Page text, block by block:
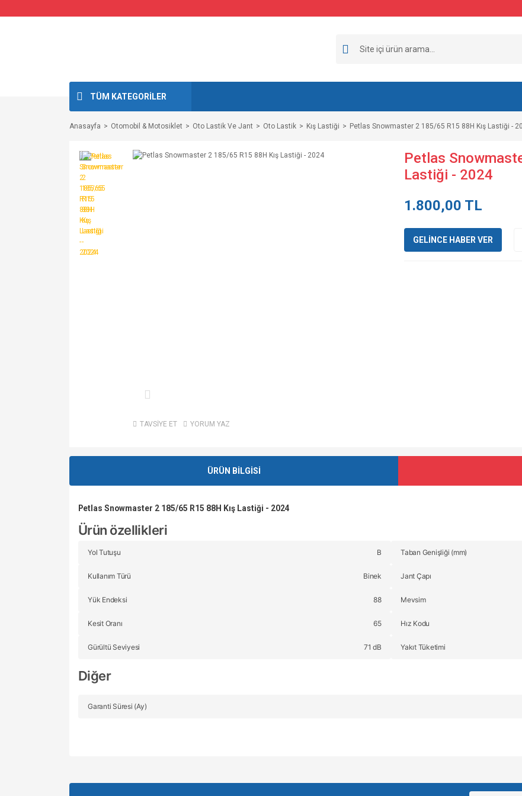
TÜM KATEGORİLER
Anasayfa Otomobil & Motosiklet Oto Lastik Ve Jant Oto Lastik Kış Lastiği Petlas Snowmaster 2 185/65 R15 88H Kış Lastiği -
TAVSİYE ET YORUM YAZ
Petlas
Lastiği - 2024
1.800,00 TL
GELİNCE HABER VER
ÜRÜN BİLGİSİ
Petlas Snowmaster 2 185/65 R15 88H Kış Lastiği - 2024
Ürün özellikleri
Yol Tutuşu B Taban Genişliği (mm)
Kullanım Türü Binek Jant Çapı
Yük Endeksi 88 Mevsim
Kesit Oranı 65 Hız Kodu
Gürültü Seviyesi 71 dB Yakıt Tüketimi
Diğer
Garanti Süresi (Ay)